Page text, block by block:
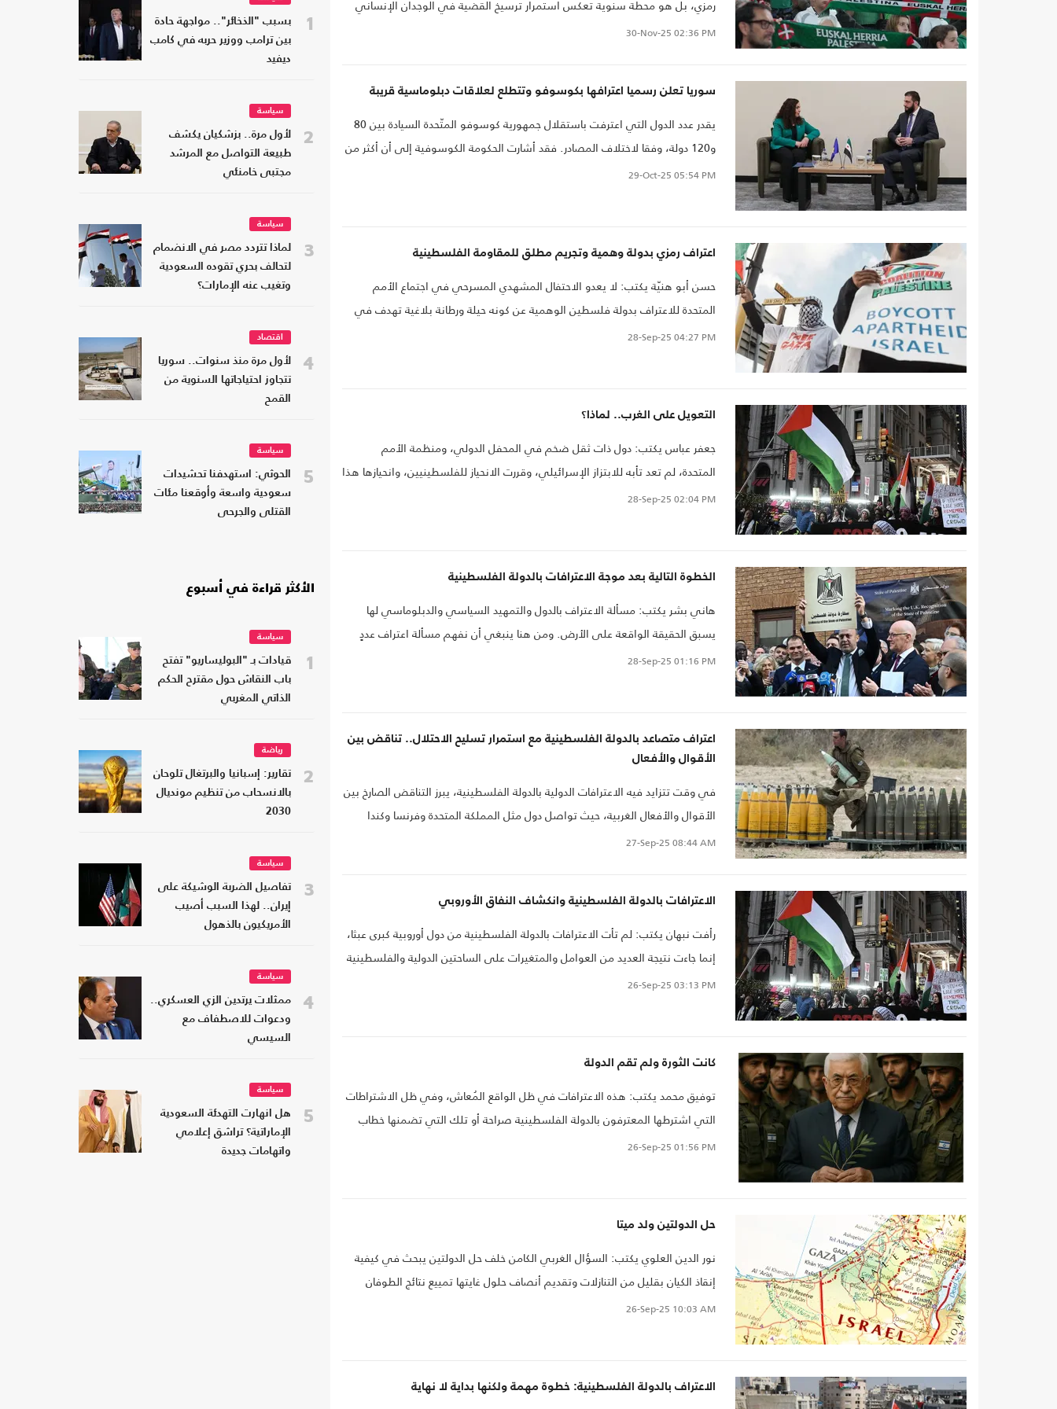
رمزي، بل هو محطة سنوية تعكس استمرار ترسيخ القضية في الوجدان الإنساني
العالمي. فمنذ إقراره، ساهم هذا اليوم في تعزيز الوعي العالمي بالحقوق
المناسبة فرصة لتأكيد أن الحق لا يموت، وأن نضال الفلسطينيين من أجل الحرية
والاستقلال ما زال يجد صداه في كل أنحاء العالم
30-Nov-25 02:36 PM
سوريا تعلن رسميا اعترافها بكوسوفو وتتطلع لعلاقات دبلوماسية قريبة
يقدر عدد الدول التي اعترفت باستقلال جمهورية كوسوفو المتّحدة السيادة بين 80
و120 دولة، وفقا لاختلاف المصادر. فقد أشارت الحكومة الكوسوفية إلى أن أكثر من
117 دولة قد اعترفت بكوسوفو، بينما تقول المصادر الصربية إن عدد الدول المعترفة
29-Oct-25 05:54 PM
اعتراف رمزي بدولة وهمية وتجريم مطلق للمقاومة الفلسطينية
حسن أبو هنيّة يكتب: لا يعدو الاحتفال المشهدي المسرحي في اجتماع الأمم
المتحدة للاعتراف بدولة فلسطين الوهمية عن كونه حيلة ورطانة بلاغية تهدف في
جوهرها إلى إضفاء طابع مزيف للتنصل من المسؤولية السياسية والأخلاقية،
28-Sep-25 04:27 PM
التعويل على الغرب.. لماذا؟
جعفر عباس يكتب: دول ذات ثقل ضخم في المحفل الدولي، ومنظمة الأمم
المتحدة، لم تعد تأبه للابتزاز الإسرائيلي، وقررت الانحياز للفلسطينيين، وانحيازها هذا
في ظاهره شكلي بـ"اللسان"، ولكنه على شكليته عظيم الدلالات، ففيه اعتراف
28-Sep-25 02:04 PM
الخطوة التالية بعد موجة الاعترافات بالدولة الفلسطينية
هاني بشر يكتب: مسألة الاعتراف بالدول والتمهيد السياسي والدبلوماسي لها
يسبق الحقيقة الواقعة على الأرض. ومن هنا ينبغي أن نفهم مسألة اعتراف عددٍ
كبيرٍ من الدول الغربية، لا سيما مع الدعم التاريخي لإسرائيل سياسيا وعسكريا
28-Sep-25 01:16 PM
اعتراف متصاعد بالدولة الفلسطينية مع استمرار تسليح الاحتلال.. تناقض بين
الأقوال والأفعال
في وقت تتزايد فيه الاعترافات الدولية بالدولة الفلسطينية، يبرز التناقض الصارخ بين
الأقوال والأفعال الغربية، حيث تواصل دول مثل المملكة المتحدة وفرنسا وكندا
وأستراليا تسليح الاحتلال الإسرائيلي رغم إعلانها دعمها للفلسطينيين. هذا التباين
غزة والضفة الغربية.
27-Sep-25 08:44 AM
الاعترافات بالدولة الفلسطينية وانكشاف النفاق الأوروبي
رأفت نبهان يكتب: لم تأت الاعترافات بالدولة الفلسطينية من دول أوروبية كبرى عبثا،
إنما جاءت نتيجة العديد من العوامل والمتغيرات على الساحتين الدولية والفلسطينية
26-Sep-25 03:13 PM
كانت الثورة ولم تقم الدولة
توفيق محمد يكتب: هذه الاعترافات في ظل الواقع المُعاش، وفي ظل الاشتراطات
التي اشترطها المعترفون بالدولة الفلسطينية صراحة أو تلك التي تضمنها خطاب
الرئيس الفلسطيني إملاء عليه من المعترفين بهذه الدولة؛ لا تعدو عن كونها شهادة
26-Sep-25 01:56 PM
حل الدولتين ولد ميتا
نور الدين العلوي يكتب: السؤال الغربي الكامن خلف حل الدولتين يبحث في كيفية
إنقاذ الكيان بقليل من التنازلات وتقديم أنصاف حلول غايتها تمييع نتائج الطوفان
وامتصاص نتائجها الحاسمة، فدولة فلسطينة على أراض مقطعة ودون سلاح وتعيش
26-Sep-25 10:03 AM
الاعتراف بالدولة الفلسطينية: خطوة مهمة ولكنها بداية لا نهاية
1
بسبب "الذخائر".. مواجهة حادة
بين ترامب ووزير حربه في كامب
ديفيد
2
سياسة
لأول مرة.. بزشكيان يكشف
طبيعة التواصل مع المرشد
مجتبى خامنئي
3
سياسة
لماذا تتردد مصر في الانضمام
لتحالف بحري تقوده السعودية
وتغيب عنه الإمارات؟
4
اقتصاد
لأول مرة منذ سنوات.. سوريا
تتجاوز احتياجاتها السنوية من
القمح
5
سياسة
الحوثي: استهدفنا تحشيدات
سعودية واسعة وأوقعنا مئات
القتلى والجرحى
الأكثر قراءة في أسبوع
1
سياسة
قيادات بـ "البوليساريو" تفتح
باب النقاش حول مقترح الحكم
الذاتي المغربي
2
رياضة
تقارير: إسبانيا والبرتغال تلوحان
بالانسحاب من تنظيم مونديال
2030
3
سياسة
تفاصيل الضربة الوشيكة على
إيران.. لهذا السبب أصيب
الأمريكيون بالذهول
4
سياسة
ممثلات يرتدين الزي العسكري..
ودعوات للاصطفاف مع
السيسي
5
سياسة
هل انهارت التهدئة السعودية
الإماراتية؟ تراشق إعلامي
واتهامات جديدة